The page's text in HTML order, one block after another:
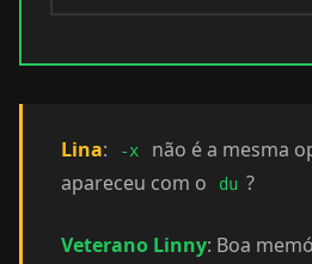
Lina: -x
não é a mesma
apareceu com o
du ?
Veterano Linny: Boa